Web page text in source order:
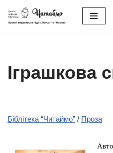
Перейти
Іграшкова
Біблітека “Читаймо” / Проза